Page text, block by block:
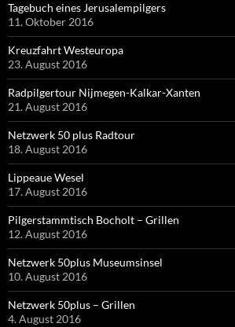
Tagebuch eines Jerusalempilgers
11. Oktober 2016
Kreuzfahrt Westeuropa
23. August 2016
Radpilgertour Nijmegen-Kalkar-Xanten
21. August 2016
Netzwerk 50 plus Radtour
18. August 2016
Lippeaue Wesel
17. August 2016
Pilgerstammtisch Bocholt – Grillen
12. August 2016
Netzwerk 50plus Museumsinsel
10. August 2016
Netzwerk 50plus – Grillen
4. August 2016